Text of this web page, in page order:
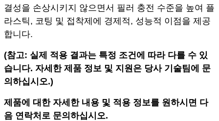
결성을 손상시키지 않으면서 필러 충전 수준을 높여 플
라스틱, 코팅 및 접착제에 경제적, 성능적 이점을 제공
합니다.
(참고: 실제 적용 결과는 특정 조건에 따라 다를 수 있
습니다. 자세한 제품 정보 및 지원은 당사 기술팀에 문
의하십시오.)
제품에 대한 자세한 내용 및 적용 정보를 원하시면 다
음 연락처로 문의하십시오.